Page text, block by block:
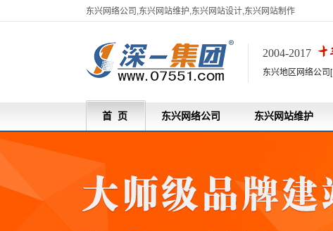
东兴网络公司,东兴网站维护,东兴网站设计,东兴网站制作
2004-2017
东兴地区网络公司[
首 页 东兴网络公司 东兴网站维护